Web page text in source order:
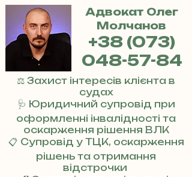
Адвокат Олег
Молчанов
+38 (073)
048-57-84
⚖️ Захист інтересів клієнта в
судах
🩺 Юридичний супровід при
оформленні інвалідності та
оскарження рішення ВЛК
📋 Супровід у ТЦК, оскарження
рішень та отримання
відстрочки